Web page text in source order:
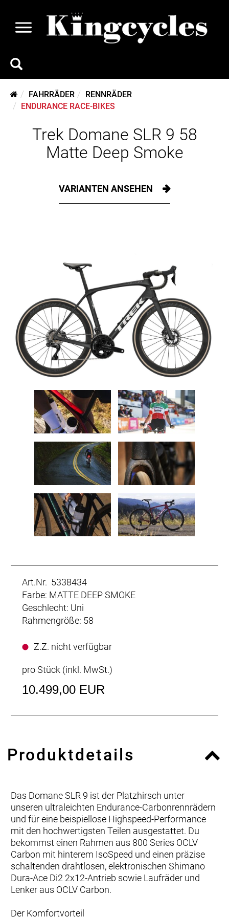
FAHRRÄDER
RENNRÄDER
ENDURANCE RACE-BIKES
Trek Domane SLR 9 58
Matte Deep Smoke
VARIANTEN ANSEHEN
Art.Nr. 5338434
Farbe: MATTE DEEP SMOKE
Geschlecht: Uni
Rahmengröße: 58
Z.Z. nicht verfügbar
pro Stück (inkl. MwSt.)
10.499,00 EUR
Produktdetails
Das Domane SLR 9 ist der Platzhirsch unter
unseren ultraleichten Endurance-Carbonrennrädern
und für eine beispiellose Highspeed-Performance
mit den hochwertigsten Teilen ausgestattet. Du
bekommst einen Rahmen aus 800 Series OCLV
Carbon mit hinterem IsoSpeed und einen präzise
schaltenden drahtlosen, elektronischen Shimano
Dura-Ace Di2 2x12-Antrieb sowie Laufräder und
Lenker aus OCLV Carbon.
Der Komfortvorteil